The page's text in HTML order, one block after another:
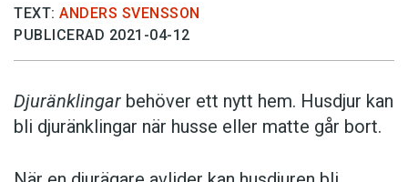
TEXT: ANDERS SVENSSON
PUBLICERAD 2021-04-12
Djuränklingar behöver ett nytt hem. Husdjur kan
bli djuränklingar när husse eller matte går bort.